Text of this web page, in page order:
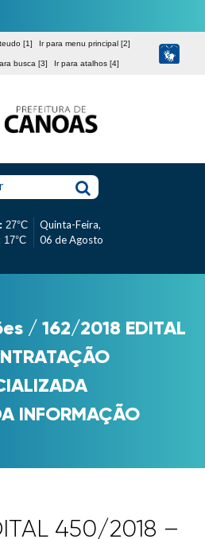
[1] Ir para menu principal [2]
busca [3] Ir para atalhos [4]
27°C
17°C
Quinta-Feira,
06 de Agosto
/162/2018 EDITAL
INFORMAÇÃO
450/2018 –